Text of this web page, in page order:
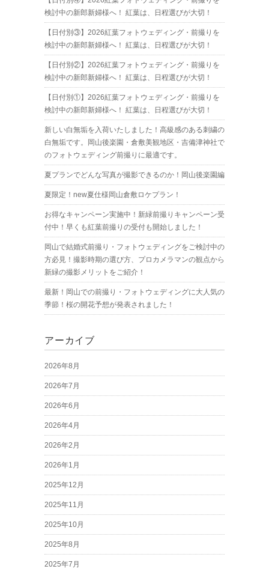
検討中の新郎新婦様へ！ 紅葉は、日程選びが大切！
【日付別③】2026紅葉フォトウェディング・前撮りを
検討中の新郎新婦様へ！ 紅葉は、日程選びが大切！
【日付別②】2026紅葉フォトウェディング・前撮りを
検討中の新郎新婦様へ！ 紅葉は、日程選びが大切！
【日付別①】2026紅葉フォトウェディング・前撮りを
検討中の新郎新婦様へ！ 紅葉は、日程選びが大切！
新しい白無垢を入荷いたしました！高級感のある刺繍の
白無垢です。岡山後楽園・倉敷美観地区・吉備津神社で
のフォトウェディング前撮りに最適です。
夏プランでどんな写真が撮影できるのか！岡山後楽園編
夏限定！new夏仕様岡山倉敷ロケプラン！
お得なキャンペーン実施中！新緑前撮りキャンペーン受
付中！早くも紅葉前撮りの受付も開始しました！
岡山で結婚式前撮り・フォトウェディングをご検討中の
方必見！撮影時期の選び方、プロカメラマンの観点から
新緑の撮影メリットをご紹介！
最新！岡山での前撮り・フォトウェディングに大人気の
季節！桜の開花予想が発表されました！
アーカイブ
2026年8月
2026年7月
2026年6月
2026年4月
2026年2月
2026年1月
2025年12月
2025年11月
2025年10月
2025年8月
2025年7月